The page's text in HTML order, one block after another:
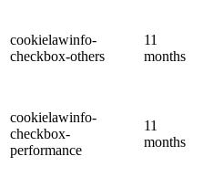
cookielawinfo-
checkbox-others
11
months
cookielawinfo-
checkbox-
performance
11
months